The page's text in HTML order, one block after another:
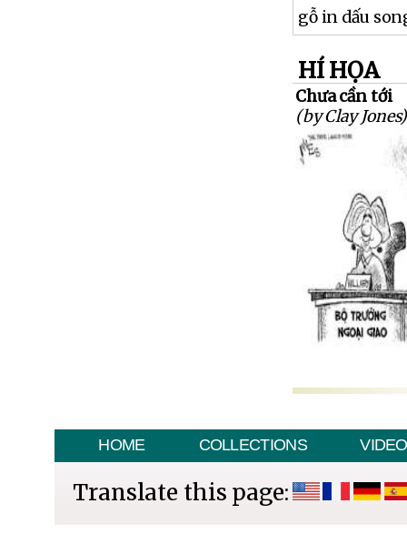
gỗ in dấu
HÍ HỌA
Chưa cần tới
(by Clay Jones)
HOME COLLECTIONS VIDEO
Translate this page: